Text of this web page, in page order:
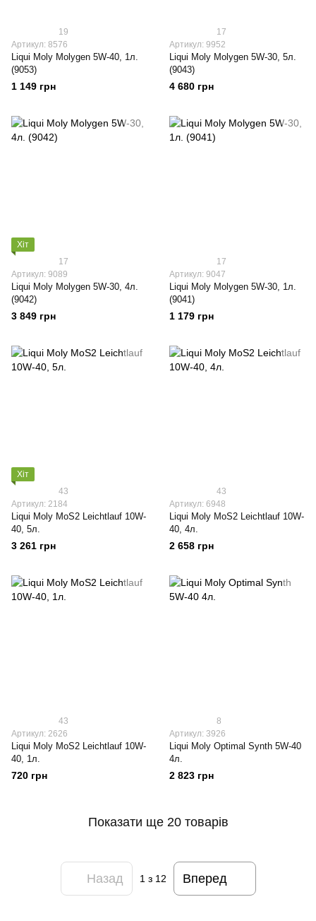
19
Артикул: 8576
Liqui Moly Molygen 5W-40, 1л.
(9053)
1 149 грн
17
Артикул: 9952
Liqui Moly Molygen 5W-30, 5л.
(9043)
4 680 грн
Хіт
17
Артикул: 9089
Liqui Moly Molygen 5W-30, 4л.
(9042)
3 849 грн
17
Артикул: 9047
Liqui Moly Molygen 5W-30, 1л.
(9041)
1 179 грн
Хіт
43
Артикул: 2184
Liqui Moly МoS2 Leichtlauf 10W-
40, 5л.
3 261 грн
43
Артикул: 6948
Liqui Moly МoS2 Leichtlauf 10W-
40, 4л.
2 658 грн
43
Артикул: 2626
Liqui Moly МoS2 Leichtlauf 10W-
40, 1л.
720 грн
8
Артикул: 3926
Liqui Moly Optimal Synth 5W-40
4л.
2 823 грн
Показати ще 20 товарів
Назад 1 з 12 Вперед